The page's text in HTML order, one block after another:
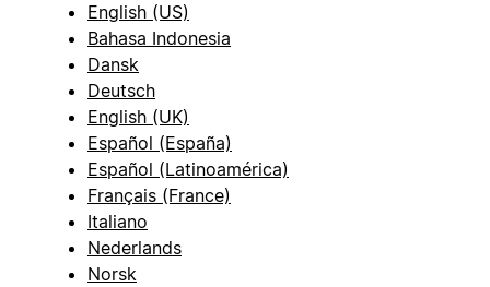
English (US)
Bahasa Indonesia
Dansk
Deutsch
English (UK)
Español (España)
Español (Latinoamérica)
Français (France)
Italiano
Nederlands
Norsk